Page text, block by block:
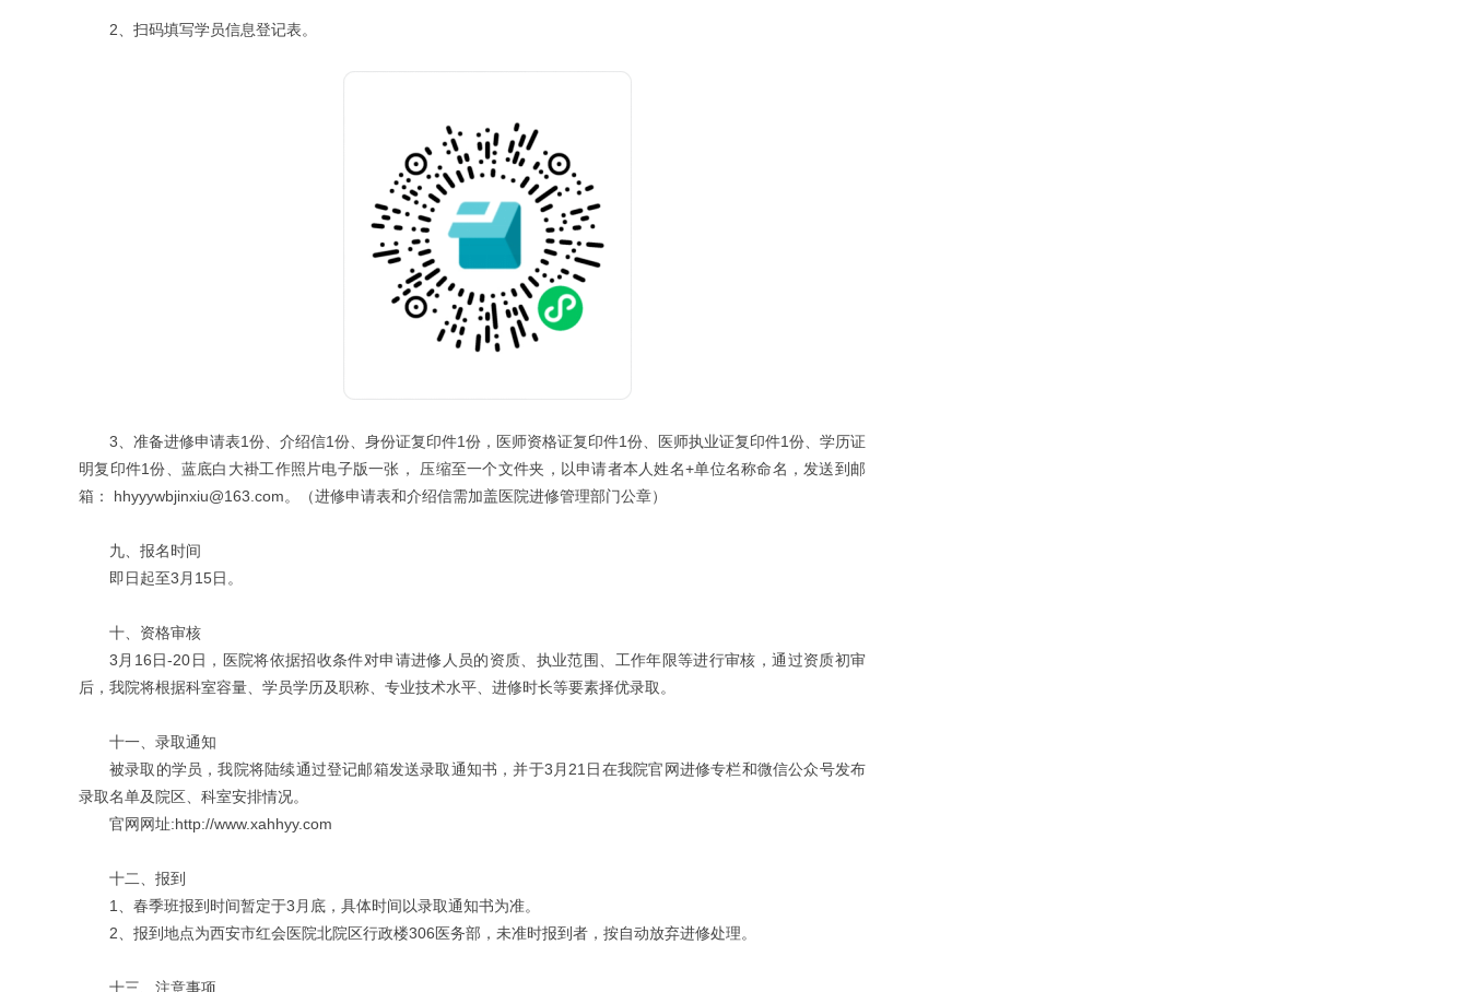
2、扫码填写学员信息登记表。
3、准备进修申请表1份、介绍信1份、身份证复印件1份，医师资格证复印件1份、医师执业证复印件1份、学历证
明复印件1份、蓝底白大褂工作照片电子版一张， 压缩至一个文件夹，以申请者本人姓名+单位名称命名，发送到邮
箱： hhyyywbjinxiu@163.com。（进修申请表和介绍信需加盖医院进修管理部门公章）
九、报名时间
即日起至3月15日。
十、资格审核
3月16日-20日，医院将依据招收条件对申请进修人员的资质、执业范围、工作年限等进行审核，通过资质初审
后，我院将根据科室容量、学员学历及职称、专业技术水平、进修时长等要素择优录取。
十一、录取通知
被录取的学员，我院将陆续通过登记邮箱发送录取通知书，并于3月21日在我院官网进修专栏和微信公众号发布
录取名单及院区、科室安排情况。
官网网址:http://www.xahhyy.com
十二、报到
1、春季班报到时间暂定于3月底，具体时间以录取通知书为准。
2、报到地点为西安市红会医院北院区行政楼306医务部，未准时报到者，按自动放弃进修处理。
十三、注意事项